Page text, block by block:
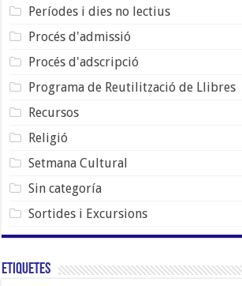
Períodes i dies no lectius
Procés d'admissió
Procés d'adscripció
Programa de Reutilització de Llibres
Recursos
Religió
Setmana Cultural
Sin categoría
Sortides i Excursions
Etiquetes